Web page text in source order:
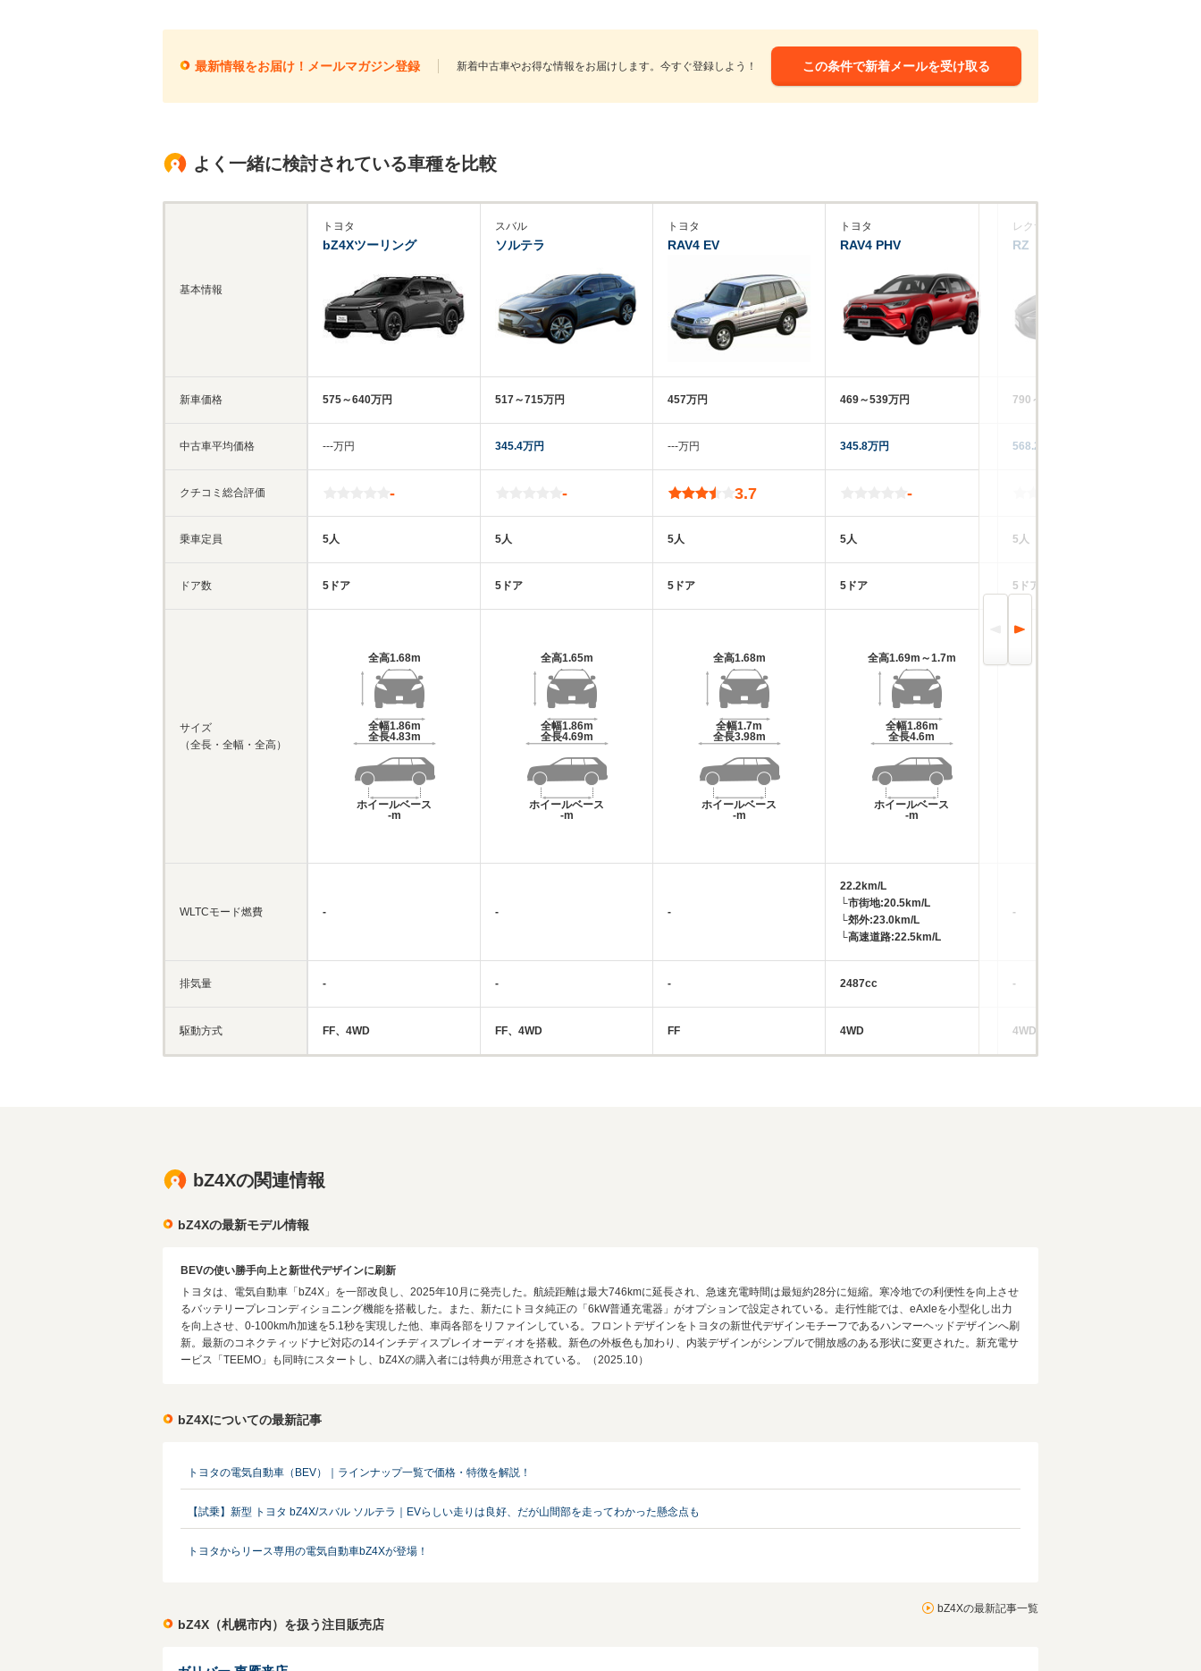
最新情報をお届け！メールマガジン登録 新着中古車やお得な情報をお届けします。今すぐ登録しよう！ この条件で新着メールを受け取る
よく一緒に検討されている車種を比較
基本情報
新車価格
中古車平均価格
クチコミ総合評価
乗車定員
ドア数
サイズ
（全長・全幅・全高）
WLTCモード燃費
排気量
駆動方式
トヨタ
bZ4Xツーリング
575～640万円
‐‐‐万円
-
5人
5ドア
全高1.68m
全幅1.86m
全長4.83m
ホイールベース
-m
-
-
FF、4WD
スバル
ソルテラ
517～715万円
345.4万円
-
5人
5ドア
全高1.65m
全幅1.86m
全長4.69m
ホイールベース
-m
-
-
FF、4WD
トヨタ
RAV4 EV
457万円
‐‐‐万円
3.7
5人
5ドア
全高1.68m
全幅1.7m
全長3.98m
ホイールベース
-m
-
-
FF
トヨタ
RAV4 PHV
469～539万円
345.8万円
-
5人
5ドア
全高1.69m～1.7m
全幅1.86m
全長4.6m
ホイールベース
-m
22.2km/L
└市街地:20.5km/L
└郊外:23.0km/L
└高速道路:22.5km/L
2487cc
4WD
レクサス
RZ
790～1216.5万円
568.2万円
5人
5ドア
-
-
4WD、FF
bZ4Xの関連情報
bZ4Xの最新モデル情報
BEVの使い勝手向上と新世代デザインに刷新
トヨタは、電気自動車「bZ4X」を一部改良し、2025年10月に発売した。航続距離は最大746kmに延長され、急速充電時間は最短約28分に短縮。寒冷地での利便性を向上させ
るバッテリープレコンディショニング機能を搭載した。また、新たにトヨタ純正の「6kW普通充電器」がオプションで設定されている。走行性能では、eAxleを小型化し出力
を向上させ、0-100km/h加速を5.1秒を実現した他、車両各部をリファインしている。フロントデザインをトヨタの新世代デザインモチーフであるハンマーヘッドデザインへ刷
新。最新のコネクティッドナビ対応の14インチディスプレイオーディオを搭載。新色の外板色も加わり、内装デザインがシンプルで開放感のある形状に変更された。新充電サ
ービス「TEEMO」も同時にスタートし、bZ4Xの購入者には特典が用意されている。（2025.10）
bZ4Xについての最新記事
トヨタの電気自動車（BEV）｜ラインナップ一覧で価格・特徴を解説！
【試乗】新型 トヨタ bZ4X/スバル ソルテラ｜EVらしい走りは良好、だが山間部を走ってわかった懸念点も
トヨタからリース専用の電気自動車bZ4Xが登場！
bZ4Xの最新記事一覧
bZ4X（札幌市内）を扱う注目販売店